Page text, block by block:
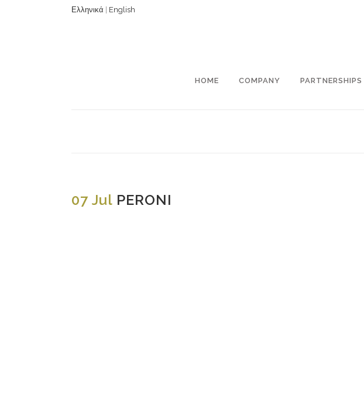
Ελληνικά English
HOME COMPANY PARTNERSHIPS
07 Jul PERONI